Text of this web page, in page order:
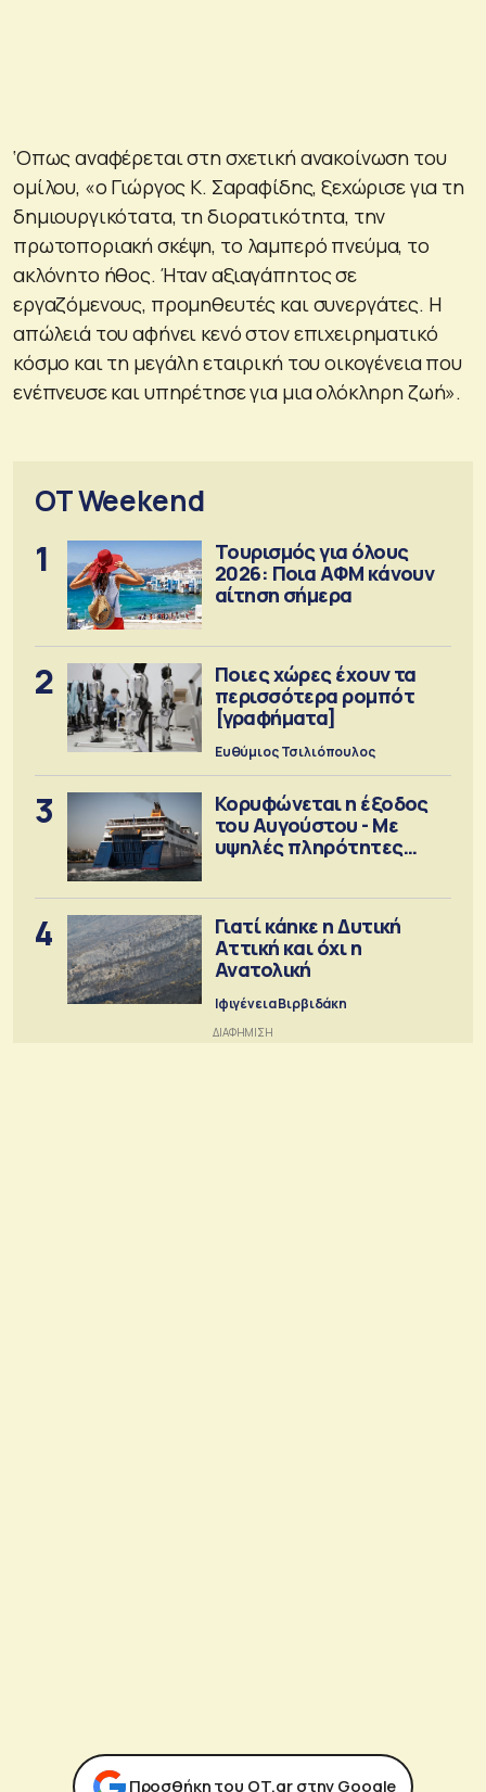
‘Οπως αναφέρεται στη σχετική ανακοίνωση του
ομίλου, «ο Γιώργος Κ. Σαραφίδης, ξεχώρισε για τη
δημιουργικότατα, τη διορατικότητα, την
πρωτοποριακή σκέψη, το λαμπερό πνεύμα, το
ακλόνητο ήθος. Ήταν αξιαγάπητος σε
εργαζόμενους, προμηθευτές και συνεργάτες. Η
απώλειά του αφήνει κενό στον επιχειρηματικό
κόσμο και τη μεγάλη εταιρική του οικογένεια που
ενέπνευσε και υπηρέτησε για μια ολόκληρη ζωή».
OT Weekend
1
Τουρισμός για όλους
2026: Ποια ΑΦΜ κάνουν
αίτηση σήμερα
2
Ποιες χώρες έχουν τα
περισσότερα ρομπότ
[γραφήματα]
Ευθύμιος Τσιλιόπουλος
3
Κορυφώνεται η έξοδος
του Αυγούστου - Με
υψηλές πληρότητες
4
Γιατί κάηκε η Δυτική
Αττική και όχι η
Ανατολική
Ιφιγένεια Βιρβιδάκη
Προσθήκη του ΟΤ.gr στην Google